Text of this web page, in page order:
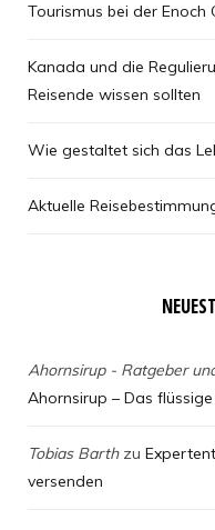
Tourismus bei der Enoch
Kanada und die
Reisende wissen sollten
Wie gestaltet sich das
Aktuelle
Ahornsirup - Ratgeber
Ahornsirup – Das
Tobias Barthzu
versenden